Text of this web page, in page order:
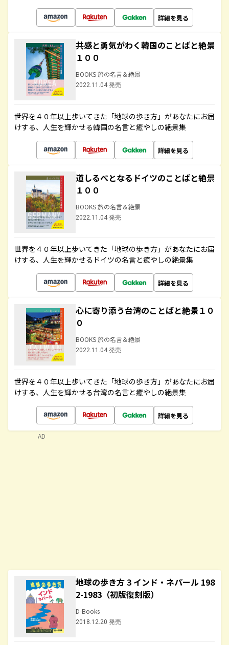
詳細を見る
共感と勇気がわく韓国のことばと絶景
１００
BOOKS 旅の名言＆絶景
2022.11.04 発売
世界を４０年以上歩いてきた「地球の歩き方」があなたにお届
けする、人生を輝かせる韓国の名言と癒やしの絶景集
詳細を見る
道しるべとなるドイツのことばと絶景
１００
BOOKS 旅の名言＆絶景
2022.11.04 発売
世界を４０年以上歩いてきた「地球の歩き方」があなたにお届
けする、人生を輝かせるドイツの名言と癒やしの絶景集
詳細を見る
心に寄り添う台湾のことばと絶景１０
０
BOOKS 旅の名言＆絶景
2022.11.04 発売
世界を４０年以上歩いてきた「地球の歩き方」があなたにお届
けする、人生を輝かせる台湾の名言と癒やしの絶景集
詳細を見る
地球の歩き方 3 インド・ネパール 198
2-1983（初版復刻版）
D-Books
2018.12.20 発売
AD